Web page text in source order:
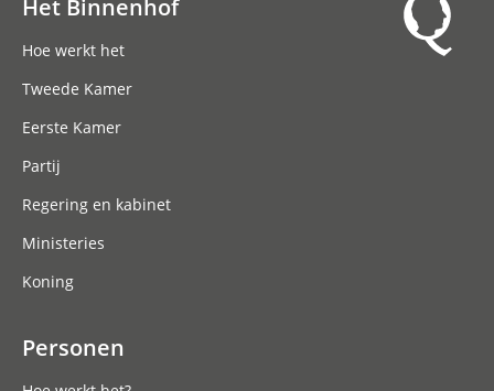
Het Binnenhof
Hoe werkt het
Tweede Kamer
Eerste Kamer
Partij
Regering en kabinet
Ministeries
Koning
Personen